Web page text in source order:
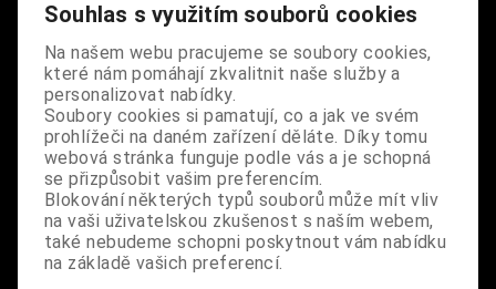
Cena s DPH:290 Kč
Dodání dny:skladem
ks
Koupit
Tabulky velikostí: zde
Výrobce:import DE
Katalogové číslo:DOQDKRABPUS0930
Záruka (měsíců):24
Dotaz na výrobek
Souhlas s využitím souborů cookies
Na našem webu pracujeme se soubory cookies,
které nám pomáhají zkvalitnit naše služby a
personalizovat nabídky.
Soubory cookies si pamatují, co a jak ve svém
prohlížeči na daném zařízení děláte. Díky tomu
webová stránka funguje podle vás a je schopná
se přizpůsobit vašim preferencím.
Blokování některých typů souborů může mít vliv
na vaši uživatelskou zkušenost s naším webem,
také nebudeme schopni poskytnout vám nabídku
na základě vašich preferencí.